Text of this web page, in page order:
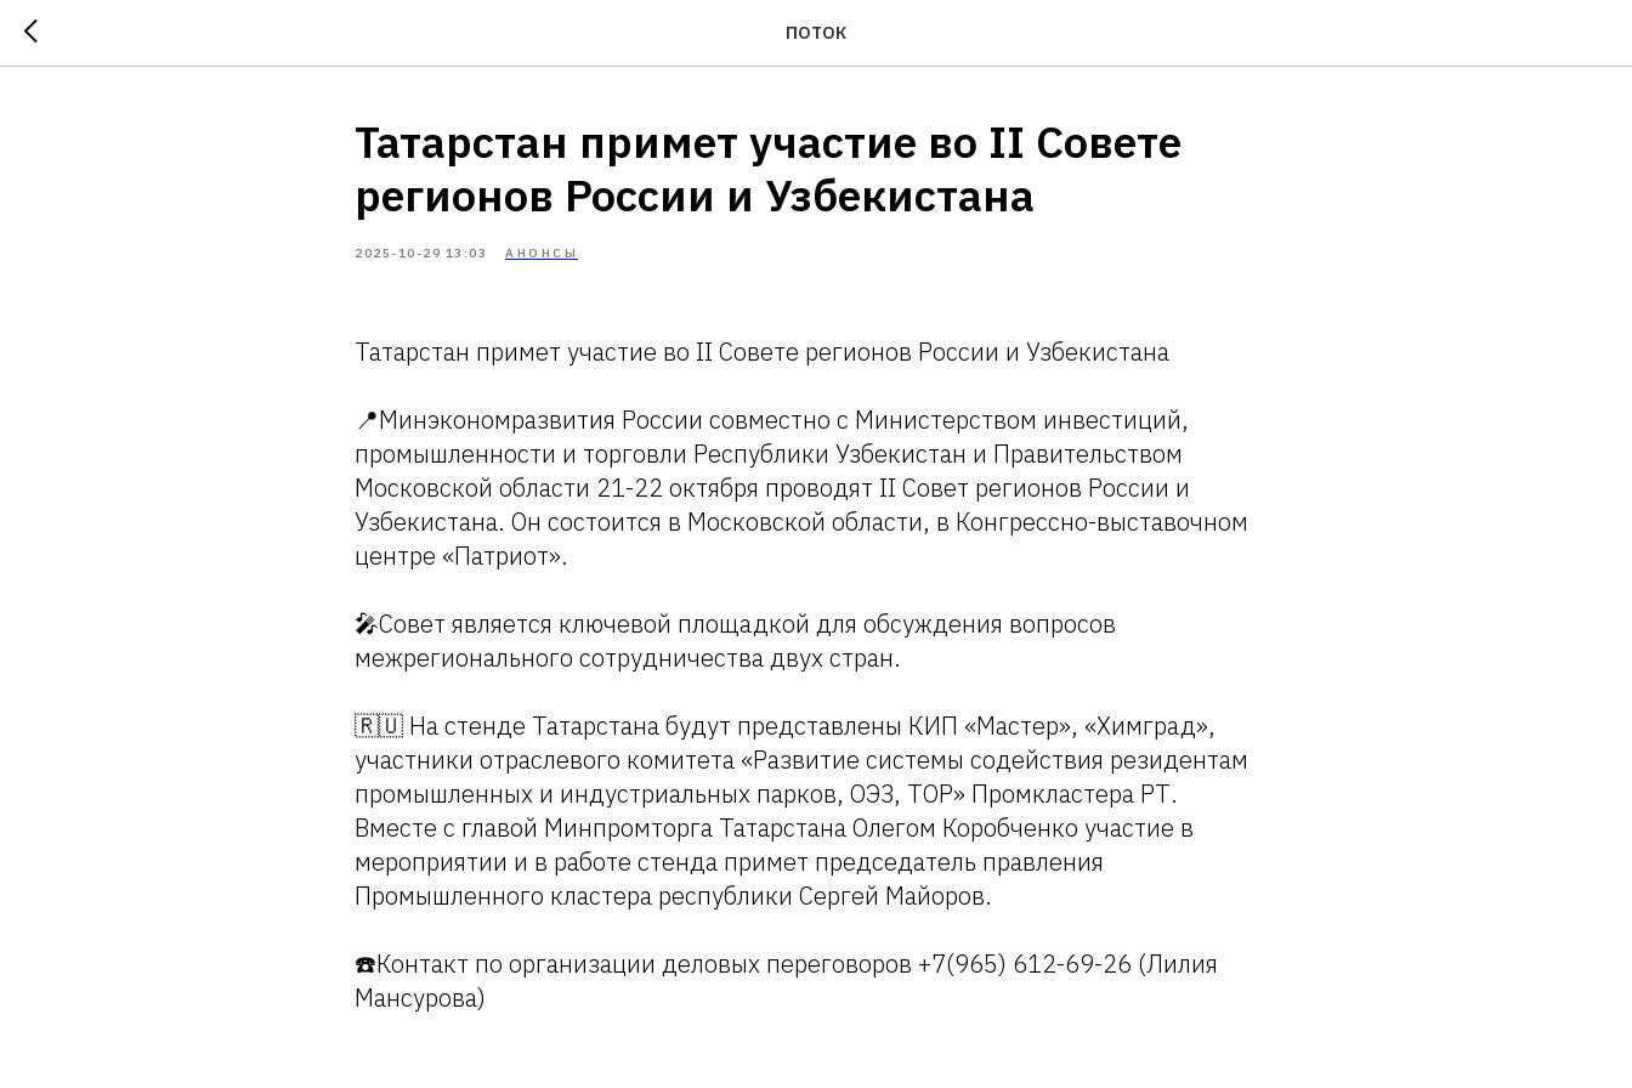
ПОТОК
Татарстан примет участие во II Совете
регионов России и Узбекистана
2025-10-29 13:03 АНОНСЫ
Татарстан примет участие во II Совете регионов России и Узбекистана
📍Минэкономразвития России совместно с Министерством инвестиций,
промышленности и торговли Республики Узбекистан и Правительством
Московской области 21-22 октября проводят II Совет регионов России и
Узбекистана. Он состоится в Московской области, в Конгрессно-выставочном
центре «Патриот».
🎤Совет является ключевой площадкой для обсуждения вопросов
межрегионального сотрудничества двух стран.
🇷🇺 На стенде Татарстана будут представлены КИП «Мастер», «Химград»,
участники отраслевого комитета «Развитие системы содействия резидентам
промышленных и индустриальных парков, ОЭЗ, ТОР» Промкластера РТ.
Вместе с главой Минпромторга Татарстана Олегом Коробченко участие в
мероприятии и в работе стенда примет председатель правления
Промышленного кластера республики Сергей Майоров.
☎️Контакт по организации деловых переговоров +7(965) 612-69-26 (Лилия
Мансурова)